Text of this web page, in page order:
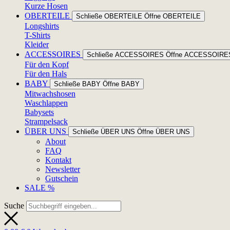
Kurze Hosen
OBERTEILE
Schließe OBERTEILE Öffne OBERTEILE
Longshirts
T-Shirts
Kleider
ACCESSOIRES
Schließe ACCESSOIRES Öffne
Für den Kopf
Für den Hals
BABY
Schließe BABY Öffne BABY
Mitwachshosen
Waschlappen
Babysets
Strampelsack
ÜBER UNS
Schließe ÜBER UNS Öffne ÜBER UNS
About
FAQ
Kontakt
Newsletter
Gutschein
SALE %
Suche